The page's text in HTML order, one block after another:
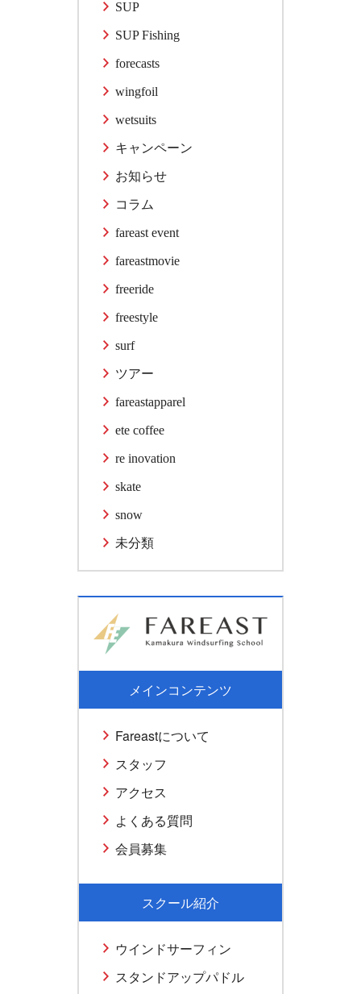
SUP
SUP Fishing
forecasts
wingfoil
wetsuits
キャンペーン
お知らせ
コラム
fareast event
fareastmovie
freeride
freestyle
surf
ツアー
fareastapparel
ete coffee
re inovation
skate
snow
未分類
メインコンテンツ
Fareastについて
スタッフ
アクセス
よくある質問
会員募集
スクール紹介
ウインドサーフィン
スタンドアップパドル